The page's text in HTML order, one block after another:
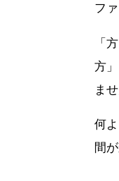
フ
「
方
ま
何
間